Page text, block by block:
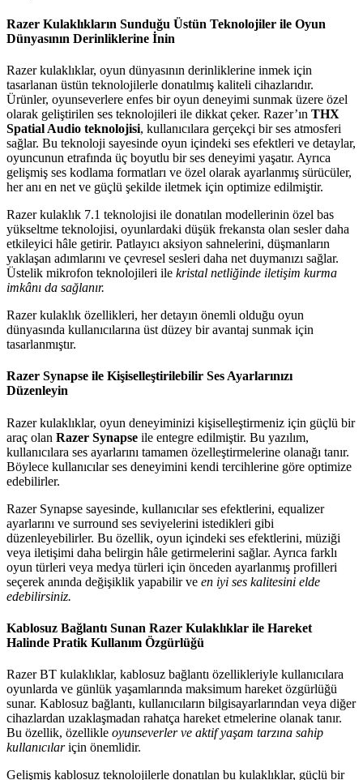
Razer Kulaklıkların Sunduğu Üstün Teknolojiler ile Oyun
Dünyasının Derinliklerine İnin
Razer kulaklıklar, oyun dünyasının derinliklerine inmek için
tasarlanan üstün teknolojilerle donatılmış kaliteli cihazlarıdır.
Ürünler, oyunseverlere enfes bir oyun deneyimi sunmak üzere özel
olarak geliştirilen ses teknolojileri ile dikkat çeker. Razer’ın THX
Spatial Audio teknolojisi, kullanıcılara gerçekçi bir ses atmosferi
sağlar. Bu teknoloji sayesinde oyun içindeki ses efektleri ve detaylar,
oyuncunun etrafında üç boyutlu bir ses deneyimi yaşatır. Ayrıca
gelişmiş ses kodlama formatları ve özel olarak ayarlanmış sürücüler,
her anı en net ve güçlü şekilde iletmek için optimize edilmiştir.
Razer kulaklık 7.1 teknolojisi ile donatılan modellerinin özel bas
yükseltme teknolojisi, oyunlardaki düşük frekansta olan sesler daha
etkileyici hâle getirir. Patlayıcı aksiyon sahnelerini, düşmanların
yaklaşan adımlarını ve çevresel sesleri daha net duymanızı sağlar.
Üstelik mikrofon teknolojileri ile kristal netliğinde iletişim kurma
imkânı da sağlanır.
Razer kulaklık özellikleri, her detayın önemli olduğu oyun
dünyasında kullanıcılarına üst düzey bir avantaj sunmak için
tasarlanmıştır.
Razer Synapse ile Kişiselleştirilebilir Ses Ayarlarınızı
Düzenleyin
Razer kulaklıklar, oyun deneyiminizi kişiselleştirmeniz için güçlü bir
araç olan Razer Synapse ile entegre edilmiştir. Bu yazılım,
kullanıcılara ses ayarlarını tamamen özelleştirmelerine olanağı tanır.
Böylece kullanıcılar ses deneyimini kendi tercihlerine göre optimize
edebilirler.
Razer Synapse sayesinde, kullanıcılar ses efektlerini, equalizer
ayarlarını ve surround ses seviyelerini istedikleri gibi
düzenleyebilirler. Bu özellik, oyun içindeki ses efektlerini, müziği
veya iletişimi daha belirgin hâle getirmelerini sağlar. Ayrıca farklı
oyun türleri veya medya türleri için önceden ayarlanmış profilleri
seçerek anında değişiklik yapabilir ve en iyi ses kalitesini elde
edebilirsiniz.
Kablosuz Bağlantı Sunan Razer Kulaklıklar ile Hareket
Halinde Pratik Kullanım Özgürlüğü
Razer BT kulaklıklar, kablosuz bağlantı özellikleriyle kullanıcılara
oyunlarda ve günlük yaşamlarında maksimum hareket özgürlüğü
sunar. Kablosuz bağlantı, kullanıcıların bilgisayarlarından veya diğer
cihazlardan uzaklaşmadan rahatça hareket etmelerine olanak tanır.
Bu özellik, özellikle oyunseverler ve aktif yaşam tarzına sahip
kullanıcılariçin önemlidir.
Gelişmiş kablosuz teknolojilerle donatılan bu kulaklıklar, güçlü bir